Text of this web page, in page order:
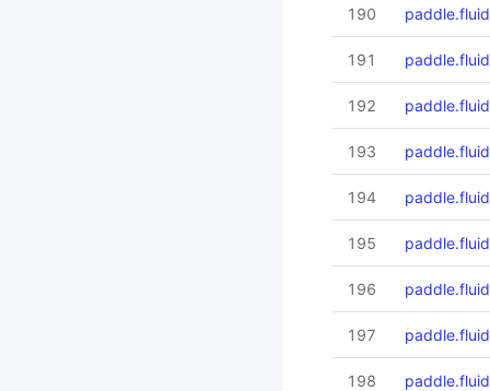
190
191
192
193
194
195
196
197
198